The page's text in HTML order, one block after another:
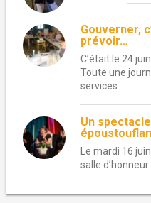
Gouverner,
prévoir…
C’était le 24
Toute une
services …
Un spectacle
Le mardi 16
salle d’honneur